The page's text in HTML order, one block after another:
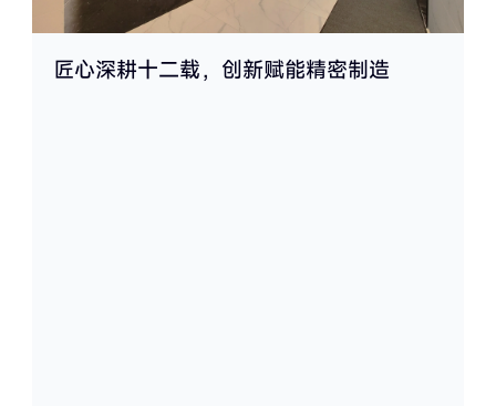
2019
匠心深耕十二载，创新赋能精密制造